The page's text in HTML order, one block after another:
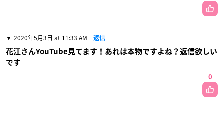
2020年5月3日 at 11:33 AM 返信
花江さんYouTube見てます！あれは本物ですよね？返信欲しい
です
0